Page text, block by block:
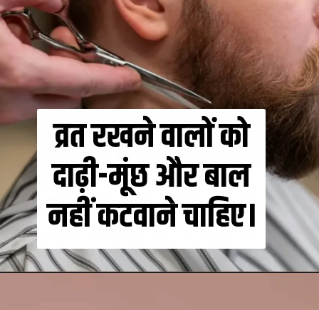
व्रत रखने वालों को
दाढ़ी-मूंछ और बाल
नहीं कटवाने चाहिए।